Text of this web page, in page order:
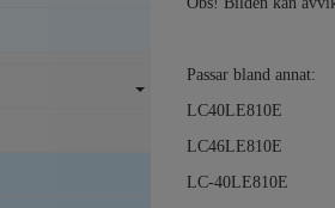
Passar bland annat:
LC40LE810E
LC46LE810E
LC-40LE810E